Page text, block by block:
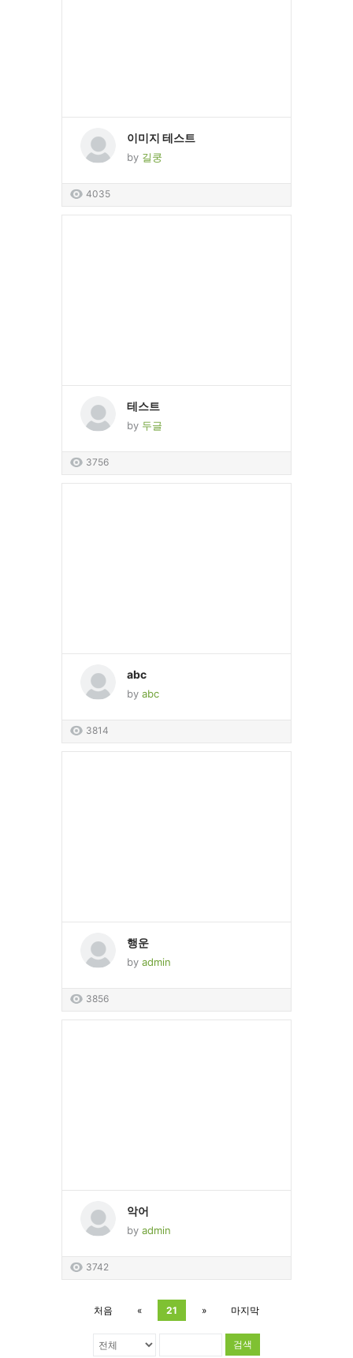
이미지 테스트
by 길쿵
4035
테스트
by 두글
3756
abc
by abc
3814
행운
by admin
3856
악어
by admin
3742
처음 « 21 » 마지막
검색